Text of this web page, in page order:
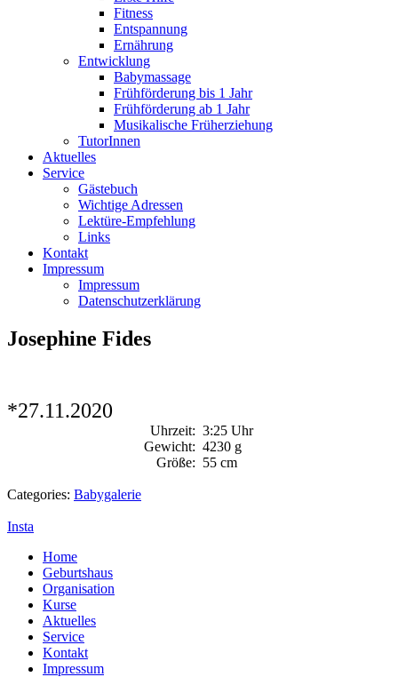
Fitness
Entspannung
Ernährung
Entwicklung
Babymassage
Frühförderung bis 1 Jahr
Frühförderung ab 1 Jahr
Musikalische Früherziehung
TutorInnen
Aktuelles
Service
Gästebuch
Wichtige Adressen
Lektüre-Empfehlung
Links
Kontakt
Impressum
Impressum
Datenschutzerklärung
Josephine Fides
*27.11.2020
Uhrzeit: 3:25 Uhr
Gewicht: 4230 g
Größe: 55 cm
Categories: Babygalerie
Insta
Home
Geburtshaus
Organisation
Kurse
Aktuelles
Service
Kontakt
Impressum